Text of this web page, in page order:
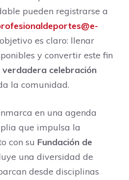
pueden registrarse a
es claro: llenar
y convertir este fin
verdadera celebración
la comunidad.
en una agenda
que impulsa la
con su Fundación de
una diversidad de
desde disciplinas